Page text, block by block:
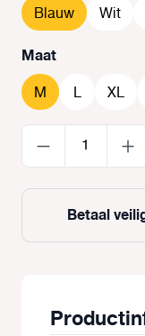
Blauw Wit
Selecteer
Maat
M L XL
Betaal